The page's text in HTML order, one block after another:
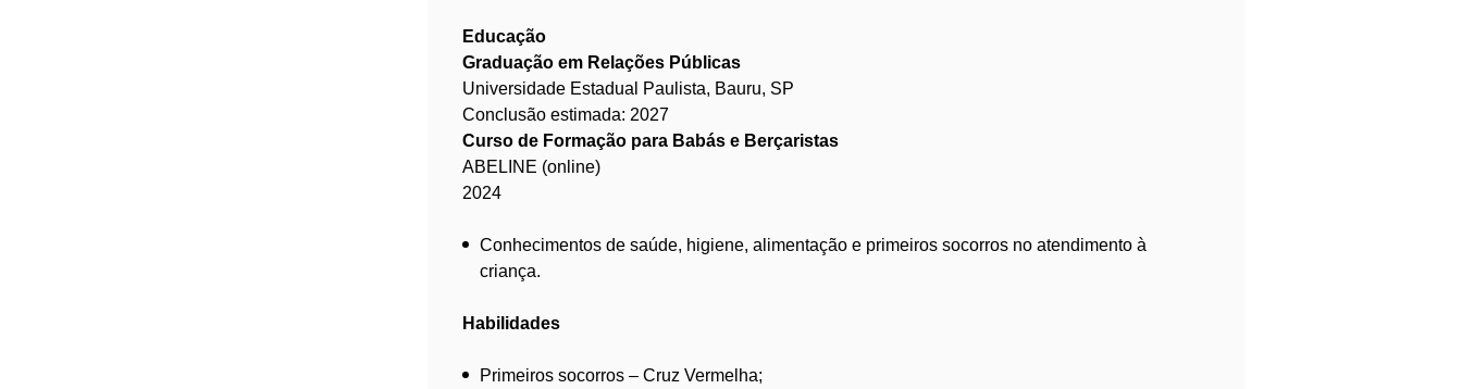
Educação
Graduação em Relações Públicas
Universidade Estadual Paulista, Bauru, SP
Conclusão estimada: 2027
Curso de Formação para Babás e Berçaristas
ABELINE (online)
2024
Conhecimentos de saúde, higiene, alimentação e primeiros socorros no atendimento à
criança.
Habilidades
Primeiros socorros – Cruz Vermelha;